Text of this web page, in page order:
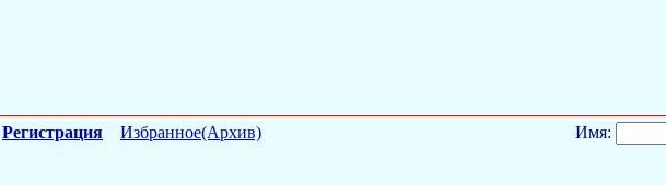
Регистрация Избранное(Архив) Имя: